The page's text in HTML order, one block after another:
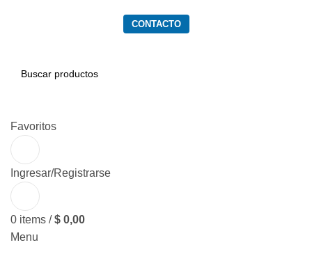
CONTACTO
Favoritos
Ingresar/Registrarse
0 items / $ 0,00
Menu